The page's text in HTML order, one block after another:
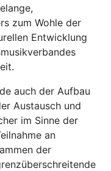
zum Wohle der
Entwicklung
auch der Aufbau
Austausch und
im Sinne der
an
der